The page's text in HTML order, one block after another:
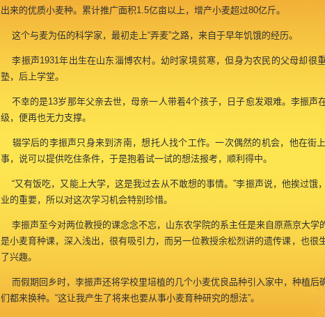
出来的优质小麦种。累计推广面积1.5亿亩以上，增产小麦超过80亿斤。
这个与麦为伍的科学家，最初走上“弄麦”之路，来自于早年饥饿的经历。
李振声1931年出生在山东淄博农村。幼时家境贫寒，但身为农民的父母却很
塾，后上学堂。
不幸的是13岁那年父亲去世，母亲一人带着4个孩子，日子愈发艰难。李振声
级，便再也无力支撑。
辍学后的李振声只身来到济南，想托人找个工作。一次偶然的机会，他在街
事，说可以提供吃住条件，于是抱着试一试的想法报考，顺利得中。
“又有饭吃，又能上大学，这是我过去从不敢想的事情。”李振声说，他挨过饿
业的重要，所以对这次学习机会特别珍惜。
李振声至今对两位教授的课念念不忘，山东农学院的系主任是来自原燕京大学
是小麦育种课，深入浅出，很有吸引力，而另一位教授余松烈讲的遗传课，也很
了兴趣。
而假期回乡时，李振声还将学校里培植的几个小麦优良品种引入家中，种植后
们都来换种。“这让我产生了将来也要从事小麦育种研究的想法”。